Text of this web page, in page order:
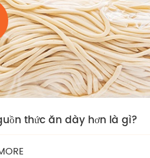
thức ăn dày hơn là gì?